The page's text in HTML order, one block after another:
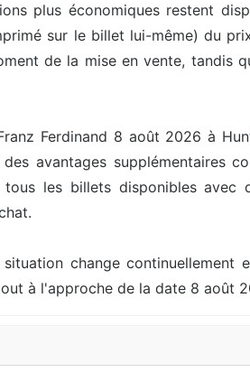
plus économiques restent
sur le billet lui-même) du
de la mise en vente, tandis
Ferdinand 8 août 2026 à
avantages supplémentaires
les billets disponibles avec
change continuellement
à l'approche de la date 8 août